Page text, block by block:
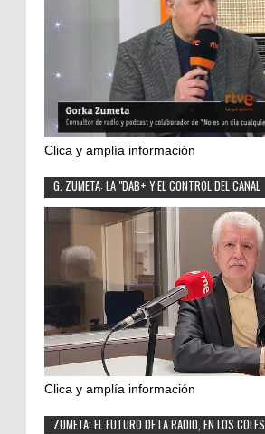
Clica y amplía información
G. ZUMETA: LA "DAB+ Y EL CONTROL DEL CANAL
Clica y amplía información
ZUMETA: EL FUTURO DE LA RADIO, EN LOS COLES